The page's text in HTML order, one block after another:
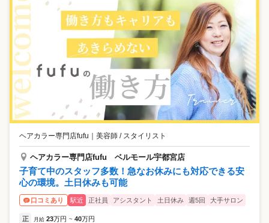
ヘアカラー専門店fufu 美容師 / スタイリスト
ヘアカラー専門店fufu ベルモール宇都宮店
子育て中のスタッフ多数！急なお休みにも対応できる安
心の環境。土日休みも可能
口コミあり 駅近 正社員 アシスタント 土日休み 週5回 大手サロン
正 月給 23万円 ~ 40万円